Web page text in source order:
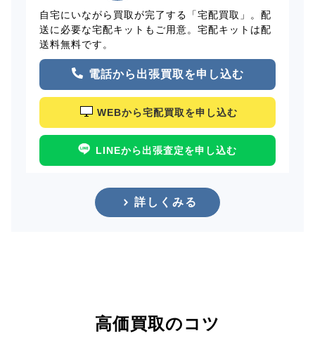
自宅にいながら買取が完了する「宅配買取」。配
送に必要な宅配キットもご用意。宅配キットは配
送料無料です。
電話から出張買取を申し込む
WEBから宅配買取を申し込む
LINEから出張査定を申し込む
詳しくみる
高価買取のコツ